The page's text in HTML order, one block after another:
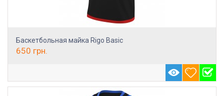
Баскетбольная майка Rigo Basic
650 грн.